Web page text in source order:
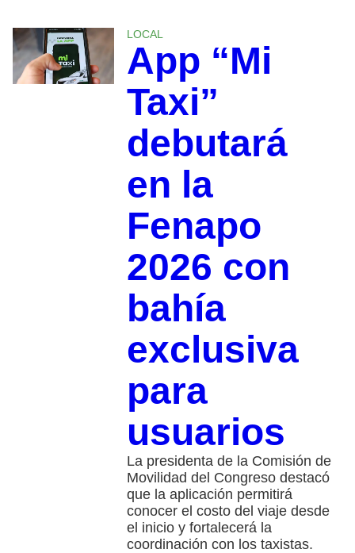
LOCAL
App “Mi
Taxi”
debutará
en la
Fenapo
2026 con
bahía
exclusiva
para
usuarios
La presidenta de la Comisión de
Movilidad del Congreso destacó
que la aplicación permitirá
conocer el costo del viaje desde
el inicio y fortalecerá la
coordinación con los taxistas.